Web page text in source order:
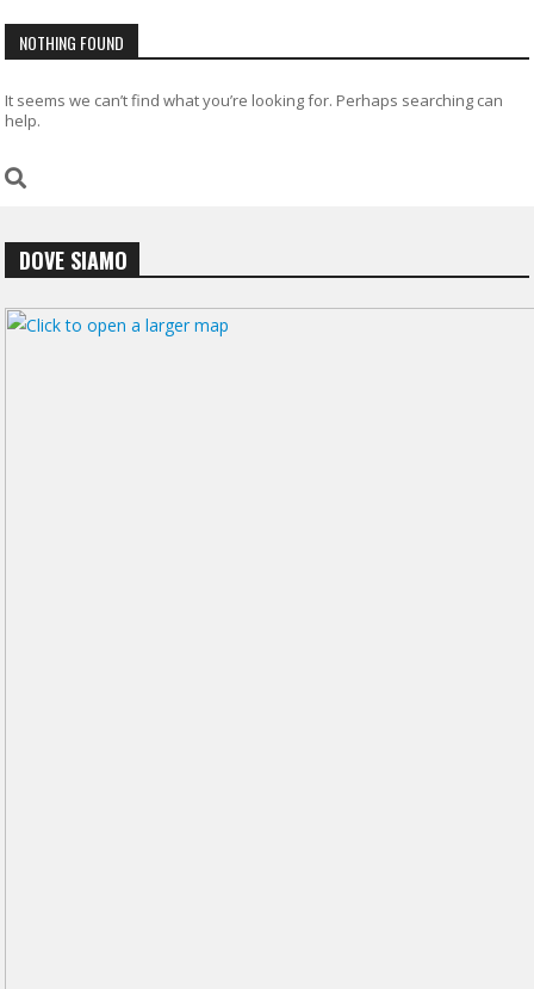
NOTHING FOUND
It seems we can’t find what you’re looking for. Perhaps searching can
help.
DOVE SIAMO